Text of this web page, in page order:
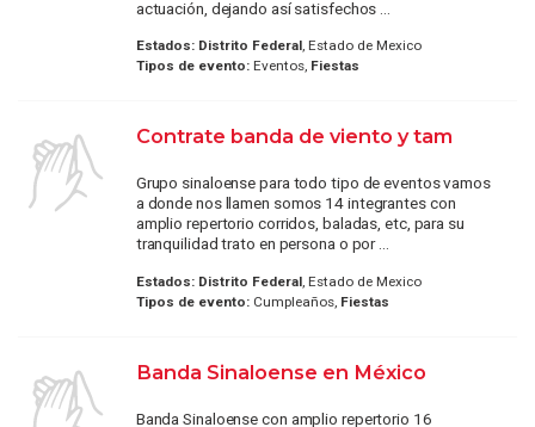
actuación, dejando así satisfechos ...
Estados: Distrito Federal, Estado de Mexico
Tipos de evento:Eventos, Fiestas
Contrate banda de viento y tam
Grupo sinaloense para todo tipo de eventos vamos
a donde nos llamen somos 14 integrantes con
amplio repertorio corridos, baladas, etc, para su
tranquilidad trato en persona o por ...
Estados: Distrito Federal, Estado de Mexico
Tipos de evento:Cumpleaños, Fiestas
Banda Sinaloense en México
Banda Sinaloense con amplio repertorio 16